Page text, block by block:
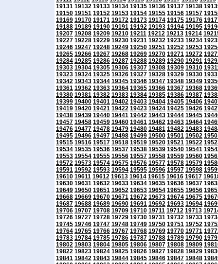
19131 19132 19133 19134 19135 19136 19137 19138
19150 19151 19152 19153 19154 19155 19156 19157
19169 19170 19171 19172 19173 19174 19175 19176
19188 19189 19190 19191 19192 19193 19194 19195
19207 19208 19209 19210 19211 19212 19213 19214
19227 19228 19229 19230 19231 19232 19233 19234
19246 19247 19248 19249 19250 19251 19252 19253
19265 19266 19267 19268 19269 19270 19271 19272
19284 19285 19286 19287 19288 19289 19290 19291
19303 19304 19305 19306 19307 19308 19309 19310
19323 19324 19325 19326 19327 19328 19329 19330
19342 19343 19344 19345 19346 19347 19348 19349
19361 19362 19363 19364 19365 19366 19367 19368
19380 19381 19382 19383 19384 19385 19386 19387
19399 19400 19401 19402 19403 19404 19405 19406
19419 19420 19421 19422 19423 19424 19425 19426
19438 19439 19440 19441 19442 19443 19444 19445
19457 19458 19459 19460 19461 19462 19463 19464
19476 19477 19478 19479 19480 19481 19482 19483
19495 19496 19497 19498 19499 19500 19501 19502
19515 19516 19517 19518 19519 19520 19521 19522
19534 19535 19536 19537 19538 19539 19540 19541
19553 19554 19555 19556 19557 19558 19559 19560
19572 19573 19574 19575 19576 19577 19578 19579
19591 19592 19593 19594 19595 19596 19597 19598
19610 19611 19612 19613 19614 19615 19616 19617
19630 19631 19632 19633 19634 19635 19636 19637
19649 19650 19651 19652 19653 19654 19655 19656
19668 19669 19670 19671 19672 19673 19674 19675
19687 19688 19689 19690 19691 19692 19693 19694
19706 19707 19708 19709 19710 19711 19712 19713
19726 19727 19728 19729 19730 19731 19732 19733
19745 19746 19747 19748 19749 19750 19751 19752
19764 19765 19766 19767 19768 19769 19770 19771
19783 19784 19785 19786 19787 19788 19789 19790
19802 19803 19804 19805 19806 19807 19808 19809
19822 19823 19824 19825 19826 19827 19828 19829
19841 19842 19843 19844 19845 19846 19847 19848